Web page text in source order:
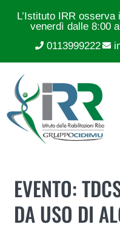
L’Istituto IRR
venerdì dalle 8:00
0113999222
EVENTO:
DA USO DI